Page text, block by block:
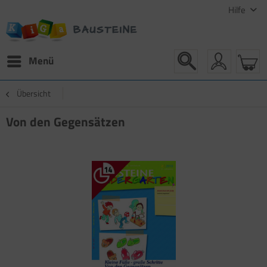
Hilfe
Menü
Übersicht
Von den Gegensätzen